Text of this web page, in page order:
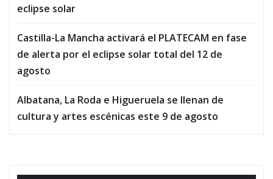
eclipse solar
Castilla-La Mancha activará el PLATECAM en fase
de alerta por el eclipse solar total del 12 de
agosto
Albatana, La Roda e Higueruela se llenan de
cultura y artes escénicas este 9 de agosto